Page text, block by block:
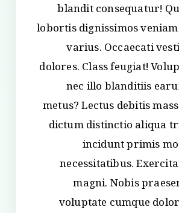
blandit consequatur!
lobortis dignissimos
varius. Occaecati
dolores. Class feugiat!
nec illo blanditiis
metus? Lectus debitis
dictum distinctio aliqua
incidunt primis
necessitatibus.
magni. Nobis
voluptate cumque